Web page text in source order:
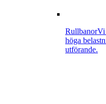
RullbanorVi
höga
utförande.